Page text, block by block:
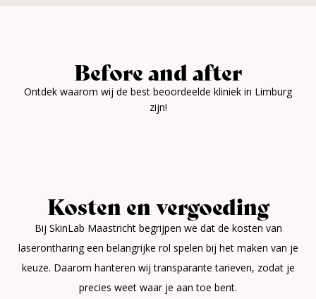
Before and after
Ontdek waarom wij de best beoordeelde kliniek in Limburg
zijn!
Kosten en vergoeding
Bij SkinLab Maastricht begrijpen we dat de kosten van
laserontharing een belangrijke rol spelen bij het maken van je
keuze. Daarom hanteren wij transparante tarieven, zodat je
precies weet waar je aan toe bent.